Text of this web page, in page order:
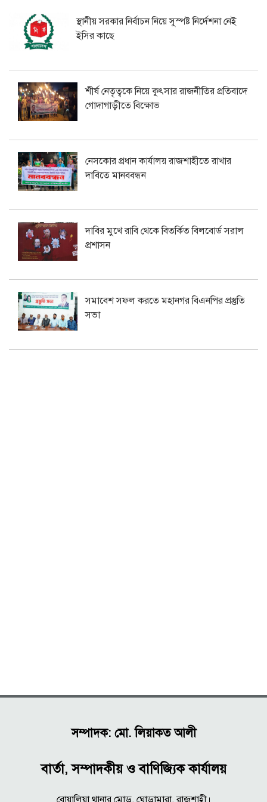
স্থানীয় সরকার নির্বাচন নিয়ে সুস্পষ্ট নির্দেশনা নেই
ইসির কাছে
শীর্ষ নেতৃত্বকে নিয়ে কুৎসার রাজনীতির প্রতিবাদে
গোদাগাড়ীতে বিক্ষোভ
নেসকোর প্রধান কার্যালয় রাজশাহীতে রাখার
দাবিতে মানববন্ধন
দাবির মুখে রাবি থেকে বিতর্কিত বিলবোর্ড সরাল
প্রশাসন
সমাবেশ সফল করতে মহানগর বিএনপির প্রস্তুতি
সভা
সম্পাদক: মো. লিয়াকত আলী
বার্তা, সম্পাদকীয় ও বাণিজ্যিক কার্যালয়